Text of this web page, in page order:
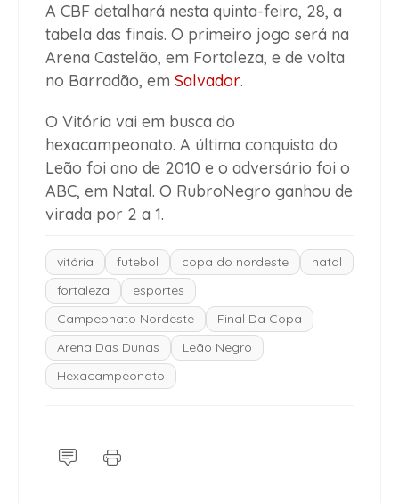
A CBF detalhará nesta quinta-feira, 28, a
tabela das finais. O primeiro jogo será na
Arena Castelão, em Fortaleza, e de volta
no Barradão, em Salvador.
O Vitória vai em busca do
hexacampeonato. A última conquista do
Leão foi ano de 2010 e o adversário foi o
ABC, em Natal. O RubroNegro ganhou de
virada por 2 a 1.
vitória futebol copa do nordeste
natal
fortaleza
esportes
Campeonato Nordeste
Final Da Copa
Arena Das Dunas
Leão Negro
Hexacampeonato